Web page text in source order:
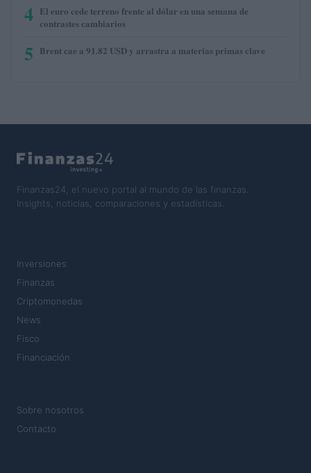
4 El euro cede terreno frente al dólar en una semana de
contrastes cambiarios
5 Brent cae a 91.82 USD y arrastra a materias primas clave
Finanzas24, el nuevo portal al mundo de las finanzas.
Insights, noticias, comparaciones y estadísticas.
Inversiones
Finanzas
Criptomonedas
News
Fisco
Financiación
Sobre nosotros
Contacto